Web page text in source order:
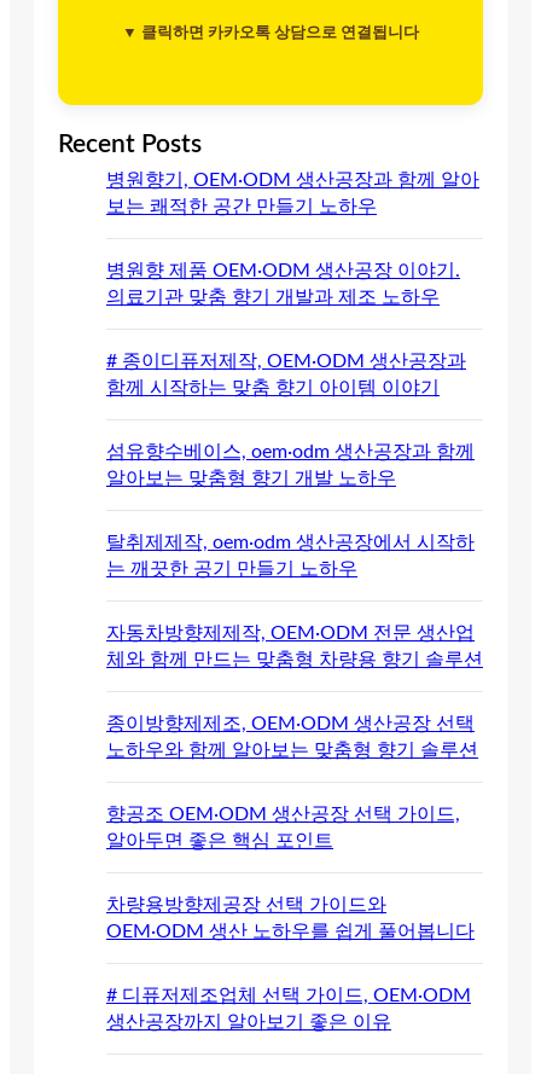
▼ 클릭하면 카카오톡 상담으로 연결됩니다
Recent Posts
병원향기, OEM·ODM 생산공장과 함께 알아
보는 쾌적한 공간 만들기 노하우
병원향 제품 OEM·ODM 생산공장 이야기.
의료기관 맞춤 향기 개발과 제조 노하우
# 종이디퓨저제작, OEM·ODM 생산공장과
함께 시작하는 맞춤 향기 아이템 이야기
섬유향수베이스, oem·odm 생산공장과 함께
알아보는 맞춤형 향기 개발 노하우
탈취제제작, oem·odm 생산공장에서 시작하
는 깨끗한 공기 만들기 노하우
자동차방향제제작, OEM·ODM 전문 생산업
체와 함께 만드는 맞춤형 차량용 향기 솔루션
종이방향제제조, OEM·ODM 생산공장 선택
노하우와 함께 알아보는 맞춤형 향기 솔루션
향공조 OEM·ODM 생산공장 선택 가이드,
알아두면 좋은 핵심 포인트
차량용방향제공장 선택 가이드와
OEM·ODM 생산 노하우를 쉽게 풀어봅니다
# 디퓨저제조업체 선택 가이드, OEM·ODM
생산공장까지 알아보기 좋은 이유